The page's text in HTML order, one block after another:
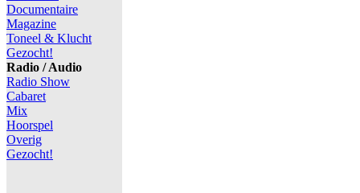
Documentaire
Magazine
Toneel & Klucht
Gezocht!
Radio / Audio
Radio Show
Cabaret
Mix
Hoorspel
Overig
Gezocht!